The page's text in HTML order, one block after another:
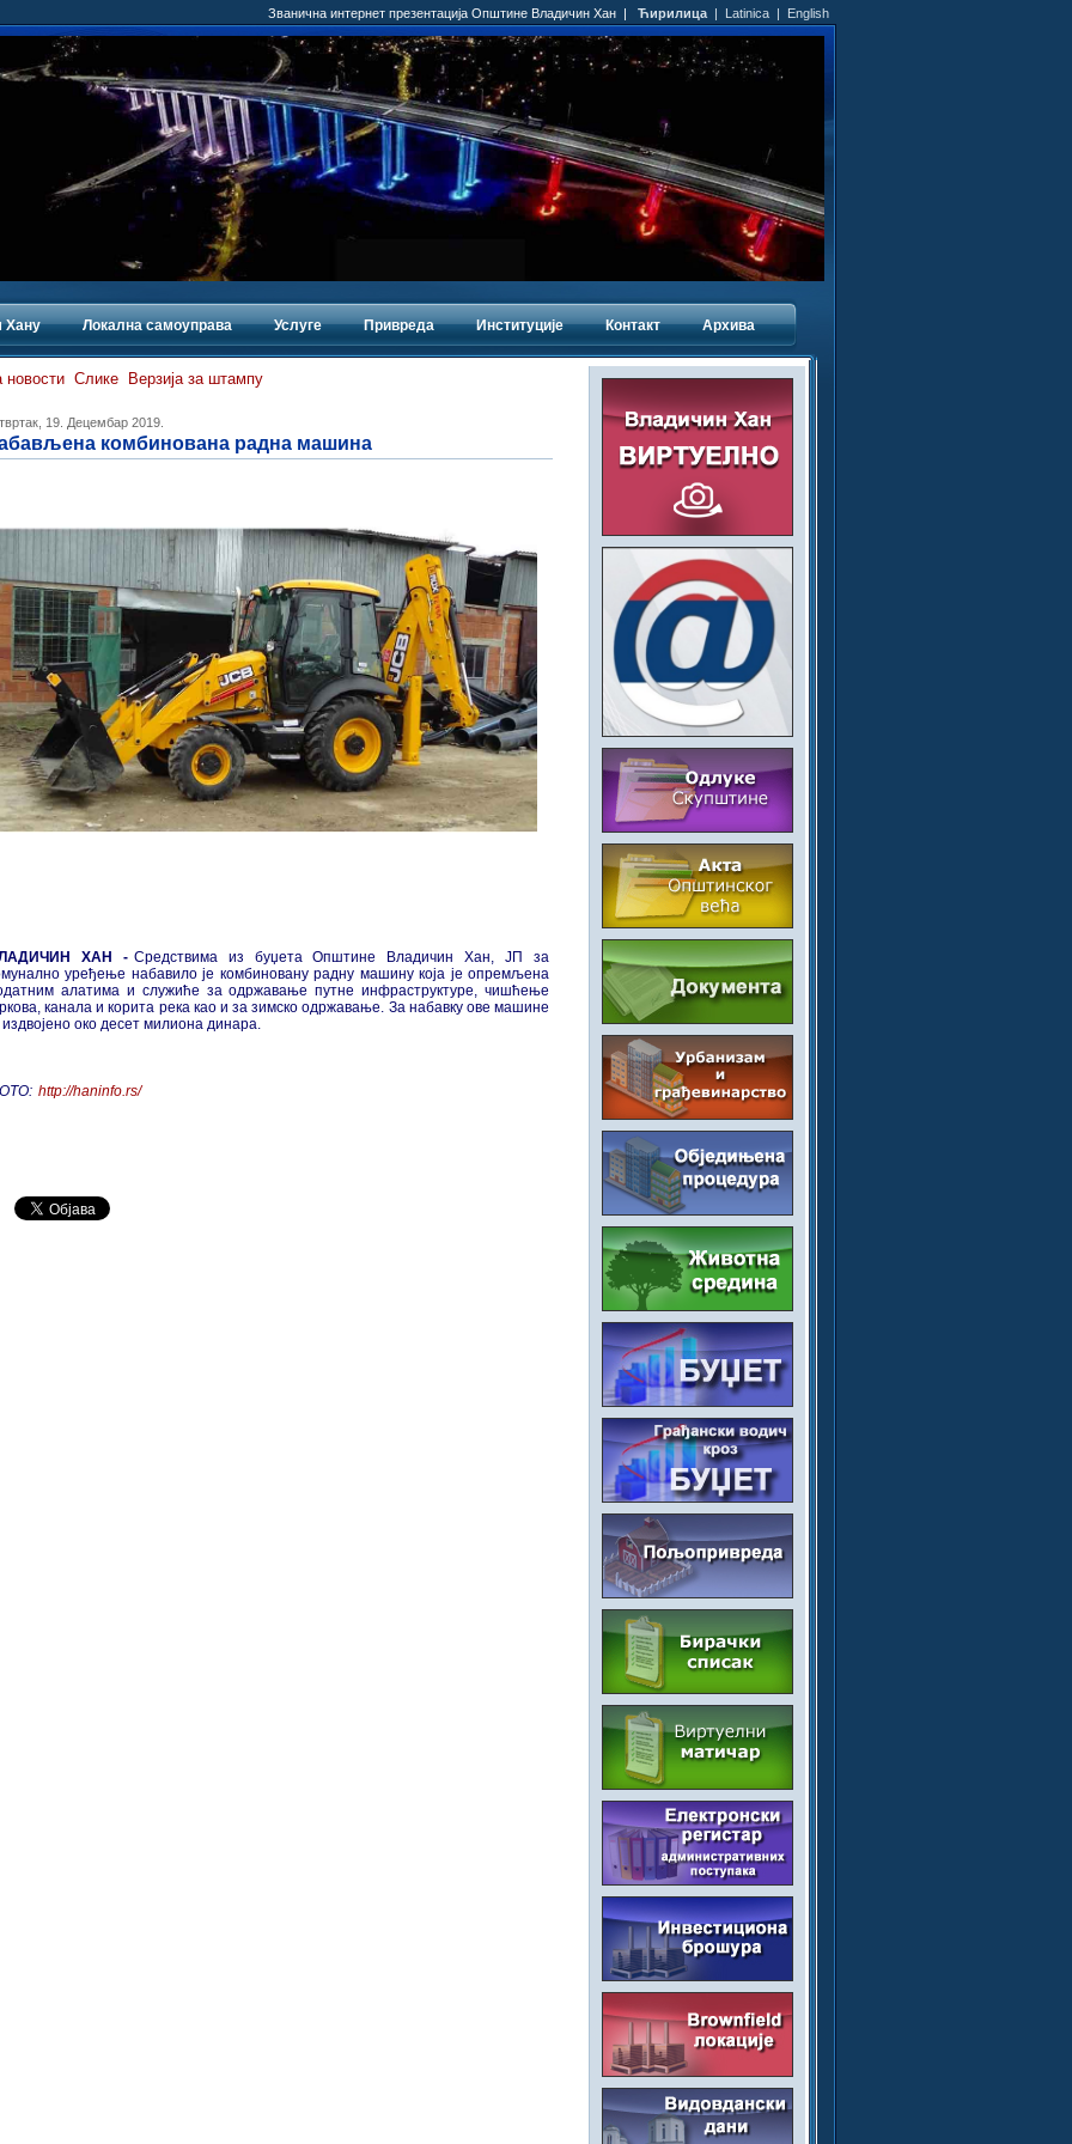
Званична интернет презентација Општине Владичин Хан | Ћирилица | Latinica | English
Хану Локална самоуправа Услуге Привреда Институције Контакт Архива
новости Слике Верзија за штампу
19. Децембар 2019.
комбинована радна машина
ХАН - Средствима из буџета Општине Владичин Хан, ЈП за
уређење набавило је комбиновану радну машину која је опремљена
алатима и служиће за одржавање путне инфраструктуре, чишћење
канала и корита река као и за зимско одржавање. За набавку ове машине
издвојено око десет милиона динара.
http://haninfo.rs/